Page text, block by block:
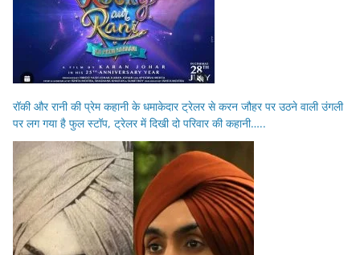
रॉकी और रानी की प्रेम कहानी के धमाकेदार ट्रेलर से करन जौहर पर उठने वाली उंगली
पर लग गया है फुल स्टॉप, ट्रेलर में दिखी दो परिवार की कहानी…..